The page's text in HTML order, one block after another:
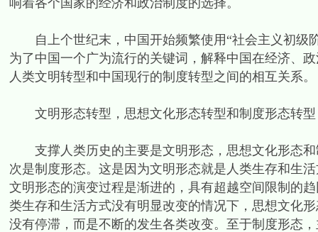
响着各个国家的经济和政治制度的选择。
自上个世纪末，中国开始频繁使用“社会主义初级
为了中国一个广为流行的关键词，解释中国在经济、
人类文明转型和中国现行的制度转型之间的相互关系。
文明形态转型，思想文化形态转型和制度形态转型
支撑人类历史的主要是文明形态，思想文化形态和
次是制度形态。这是因为文明形态就是人类生存和生
文明形态的演变过程是渐进的，具有超越空间限制的
类生存和生活方式没有明显改变的情况下，思想文化
没有停滞，而是不断的发生各类改变。至于制度形态